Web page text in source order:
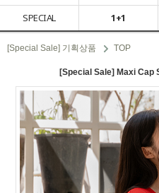
SPECIAL
1+1
[Special Sale] 기획상품 TOP
[Special Sale] Maxi Cap